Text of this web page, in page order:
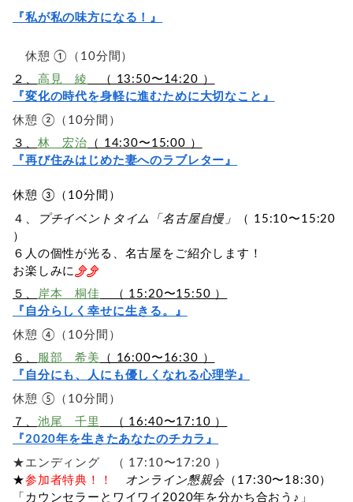
『私が私の味方になる！』
休憩 ①（10分間）
２、 高見 綾
（ 13:50〜14:20 ）
『変化の時代を身軽に進むために大切なこと』
休憩 ②（10分間）
３、 林 宏治 （ 14:30〜15:00 ）
『再び住みはじめた妻へのラブレター』
休憩 ③（10分間）
４、
プチイベントタイム「名古屋自慢」
（ 15:10〜15:20
）
６人の個性が光る、名古屋をご紹介します！
お楽しみに
５、
岸本 桐佳
（ 15:20〜15:50 ）
『自分らしく幸せに生きる。』
休憩 ④（10分間）
６、 服部 希美
（ 16:00〜16:30 ）
『自分にも、人にも優しくなれる心理学』
休憩 ⑤（10分間）
７、 池尾 千里
（ 16:40〜17:10 ）
『2020年を生きたあなたのチカラ』
★エンディング （ 17:10〜17:20 ）
★参加者特典！！ オンライン懇親会 （17:30〜18:30）
「カウンセラーとワイワイ2020年を分かち合おう♪」